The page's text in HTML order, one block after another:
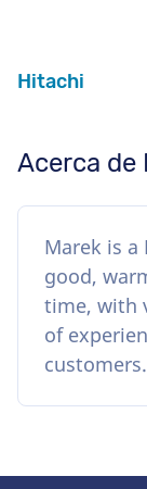
Hitachi
Acerca de
Marek is a
good,
time, with
of
customers.